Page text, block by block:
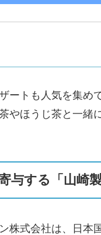
ートも人気を集め
やほうじ茶と一緒
与する「山崎製
株式会社は、日本